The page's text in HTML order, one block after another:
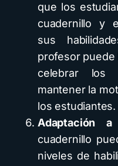
que los
cuadernillo y
sus
profesor
celebrar los
mantener la
los estudiantes.
Adaptación
cuadernillo
niveles de